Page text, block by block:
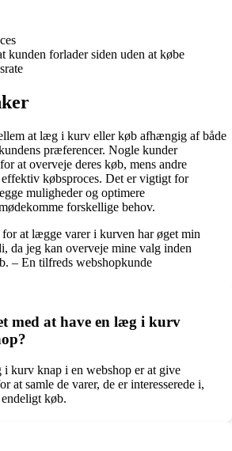
kunden forlader siden uden at købe
at læg i kurv eller køb afhængig af både
præferencer. Nogle kunder
at overveje deres køb, mens andre
købsproces. Det er vigtigt for
muligheder og optimere
forskellige behov.
at lægge varer i kurven har øget min
da jeg kan overveje mine valg inden
– En tilfreds webshopkunde
med at have en læg i kurv
kurv knap i en webshop er at give
at samle de varer, de er interesserede i,
køb.